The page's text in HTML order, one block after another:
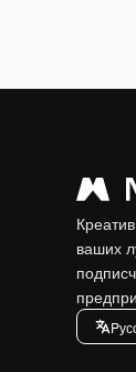
ваших